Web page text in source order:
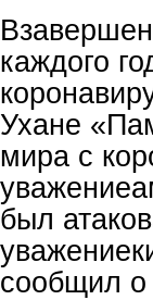
каждого
Ухане
мира с
был
сообщил о